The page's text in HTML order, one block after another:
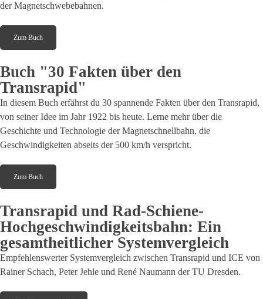
der Magnetschwebebahnen.
Zum Buch
Buch "30 Fakten über den
Transrapid"
In diesem Buch erfährst du 30 spannende Fakten über den Transrapid,
von seiner Idee im Jahr 1922 bis heute. Lerne mehr über die
Geschichte und Technologie der Magnetschnellbahn, die
Geschwindigkeiten abseits der 500 km/h verspricht.
Zum Buch
Transrapid und Rad-Schiene-
Hochgeschwindigkeitsbahn: Ein
gesamtheitlicher Systemvergleich
Empfehlenswerter Systemvergleich zwischen Transrapid und ICE von
Rainer Schach, Peter Jehle und René Naumann der TU Dresden.